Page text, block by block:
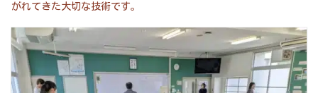
がれてきた大切な技術です。